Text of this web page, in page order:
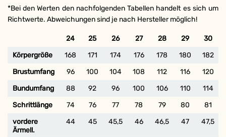
*Bei den Werten den nachfolgenden Tabellen handelt es sich um
Richtwerte. Abweichungen sind je nach Hersteller möglich!
24 25 26 27 28 29
30
Körpergröße
168 171 174 176 178 180
182
Brustumfang
96 100 104 108 112 116 120
Bundumfang
88 92 96 100 106 110 114
Schrittlänge
74 76 77 78 79 80
81
vordere
Ärmell.
44 45 45,5 46 46,5 47 47,5